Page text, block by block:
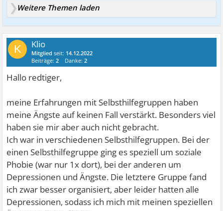
Weitere Themen laden
K Klio
Mitglied seit: 14.12.2022
Beiträge:2 Danke:2
Hallo redtiger,
meine Erfahrungen mit Selbsthilfegruppen haben
meine Ängste auf keinen Fall verstärkt. Besonders viel
haben sie mir aber auch nicht gebracht.
Ich war in verschiedenen Selbsthilfegruppen. Bei der
einen Selbsthilfegruppe ging es speziell um soziale
Phobie (war nur 1x dort), bei der anderen um
Depressionen und Ängste. Die letztere Gruppe fand
ich zwar besser organisiert, aber leider hatten alle
Depressionen, sodass ich mich mit meinen speziellen